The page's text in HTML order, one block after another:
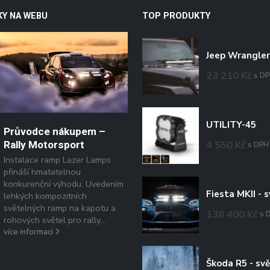
NA WEBU
Průvodce nákupem –
Rally Motorsport
Instalace ramp Lazer Lamps
přináší hmatatelnou
konkurenční výhodu. Uvedením
lehkých kompozitních
světelných ramp na kapotu a
rohových světel pro rally...
více informací
14
Instalace LED
na sněžné skútry /
čtyřkolky / motocykly
Díky široké nabídce vysoce
výkonných světelných
TOP PRODUKTY
23 210 Kč s
UTILITY-45
4 550 Kč s DPH
138 400 Kč s